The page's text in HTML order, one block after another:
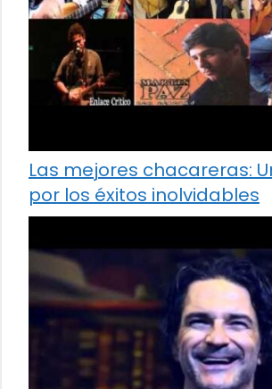
Las mejores chacareras:
por los éxitos inolvidables